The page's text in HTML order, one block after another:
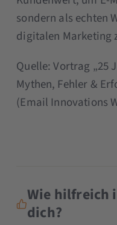
sondern als echten
digitalen Marketing
Quelle:Vortrag „25
Mythen, Fehler &
(Email Innovations
Wie hilfreich
dich?